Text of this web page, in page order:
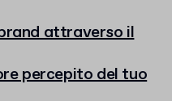
attraverso il
percepito del tuo